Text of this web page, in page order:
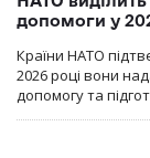
допомоги у
Країни НАТО
2026 році вони
допомогу та